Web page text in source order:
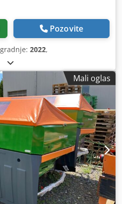
Pozovite
2022,
Mali oglas